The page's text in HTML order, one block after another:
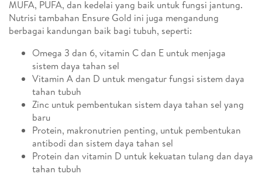
MUFA, PUFA, dan kedelai yang baik untuk fungsi jantung.
Nutrisi tambahan Ensure Gold ini juga mengandung
berbagai kandungan baik bagi tubuh, seperti:
Omega 3 dan 6, vitamin C dan E untuk menjaga
sistem daya tahan sel
Vitamin A dan D untuk mengatur fungsi sistem daya
tahan tubuh
Zinc untuk pembentukan sistem daya tahan sel yang
baru
Protein, makronutrien penting, untuk pembentukan
antibodi dan sistem daya tahan sel
Protein dan vitamin D untuk kekuatan tulang dan daya
tahan tubuh